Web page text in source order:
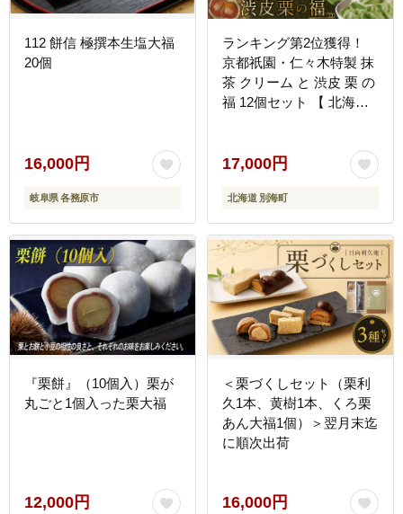
112 餅信 極撰本生塩大福
20個
16,000円
岐阜県 各務原市
ランキング第2位獲得！
京都祇園・仁々木特製 抹
茶 クリーム と 渋皮 栗 の
福 12個セット 【 北海道
【NN0000002】
17,000円
北海道 別海町
『栗餅』（10個入）栗が
丸ごと1個入った栗大福
12,000円
＜栗づくしセット（栗利
久1本、黄樹1本、くろ栗
あん大福1個）＞翌月末迄
に順次出荷
16,000円